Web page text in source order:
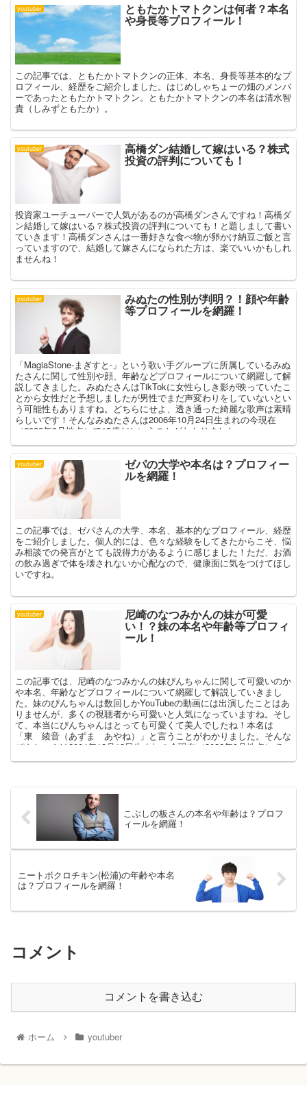
youtuber ともたかトマトクンは何者？本名
や身長等プロフィール！
この記事では、ともたかトマトクンの正体、本名、身長等基本的なプ
ロフィール、経歴をご紹介しました。はじめしゃちょーの畑のメンバ
ーであったともたかトマトクン。ともたかトマトクンの本名は清水智
貴（しみずともたか）。
youtuber 高橋ダン結婚して嫁はいる？株式
投資の評判についても！
投資家ユーチューバーで人気があるのが高橋ダンさんですね！高橋ダ
ン結婚して嫁はいる？株式投資の評判についても！と題しまして書い
ていきます！高橋ダンさんは一番好きな食べ物が卵かけ納豆ご飯と言
っていますので、結婚して嫁さんになられた方は、楽でいいかもしれ
ませんね！
youtuber みぬたの性別が判明？！顔や年齢
等プロフィールを網羅！
「MagiaStone-まぎすと-」という歌い手グループに所属しているみぬ
たさんに関して性別や顔、年齢などプロフィールについて網羅して解
説してきました。みぬたさんはTikTokに女性らしき影が映っていたこ
とから女性だと予想しましたが男性でまだ声変わりをしていないとい
う可能性もありますね。どちらにせよ、透き通った綺麗な歌声は素晴
らしいです！そんなみぬたさんは2006年10月24日生まれの今現在
（2022年9月地点）で15歳だということがわかりました。
youtuber ゼパの大学や本名は？プロフィー
ルを網羅！
この記事では、ゼパさんの大学、本名、基本的なプロフィール、経歴
をご紹介しました。個人的には、色々な経験をしてきたからこそ、悩
み相談での発言がとても説得力があるように感じました！ただ、お酒
の飲み過ぎで体を壊されないか心配なので、健康面に気をつけてほし
いですね。
youtuber 尼崎のなつみかんの妹が可愛
い！？妹の本名や年齢等プロフィ
ール！
この記事では、尼崎のなつみかんの妹ぴんちゃんに関して可愛いのか
や本名、年齢などプロフィールについて網羅して解説していきまし
た。妹のぴんちゃんは数回しかYouTubeの動画には出演したことはあ
りませんが、多くの視聴者から可愛いと人気になっていますね。そし
て、本当にぴんちゃんはとっても可愛くて美人でしたね！本名は
「東 綾音（あずま あやね）」と言うことがわかりました。そんな
ぴんちゃんは2004年12月13日生まれの今現在（2022年9月地点）で
こぶしの板さんの本名や年齢は？プロフ
ィールを網羅！
ニートボクロチキン(松浦)の年齢や本名
は？プロフィールを網羅！
コメント
コメントを書き込む
ホーム youtuber